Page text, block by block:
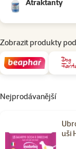
Atraktanty
Zobrazit produkty
Nejprodávanější
uši